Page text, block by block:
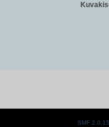
SMF 2.0.15